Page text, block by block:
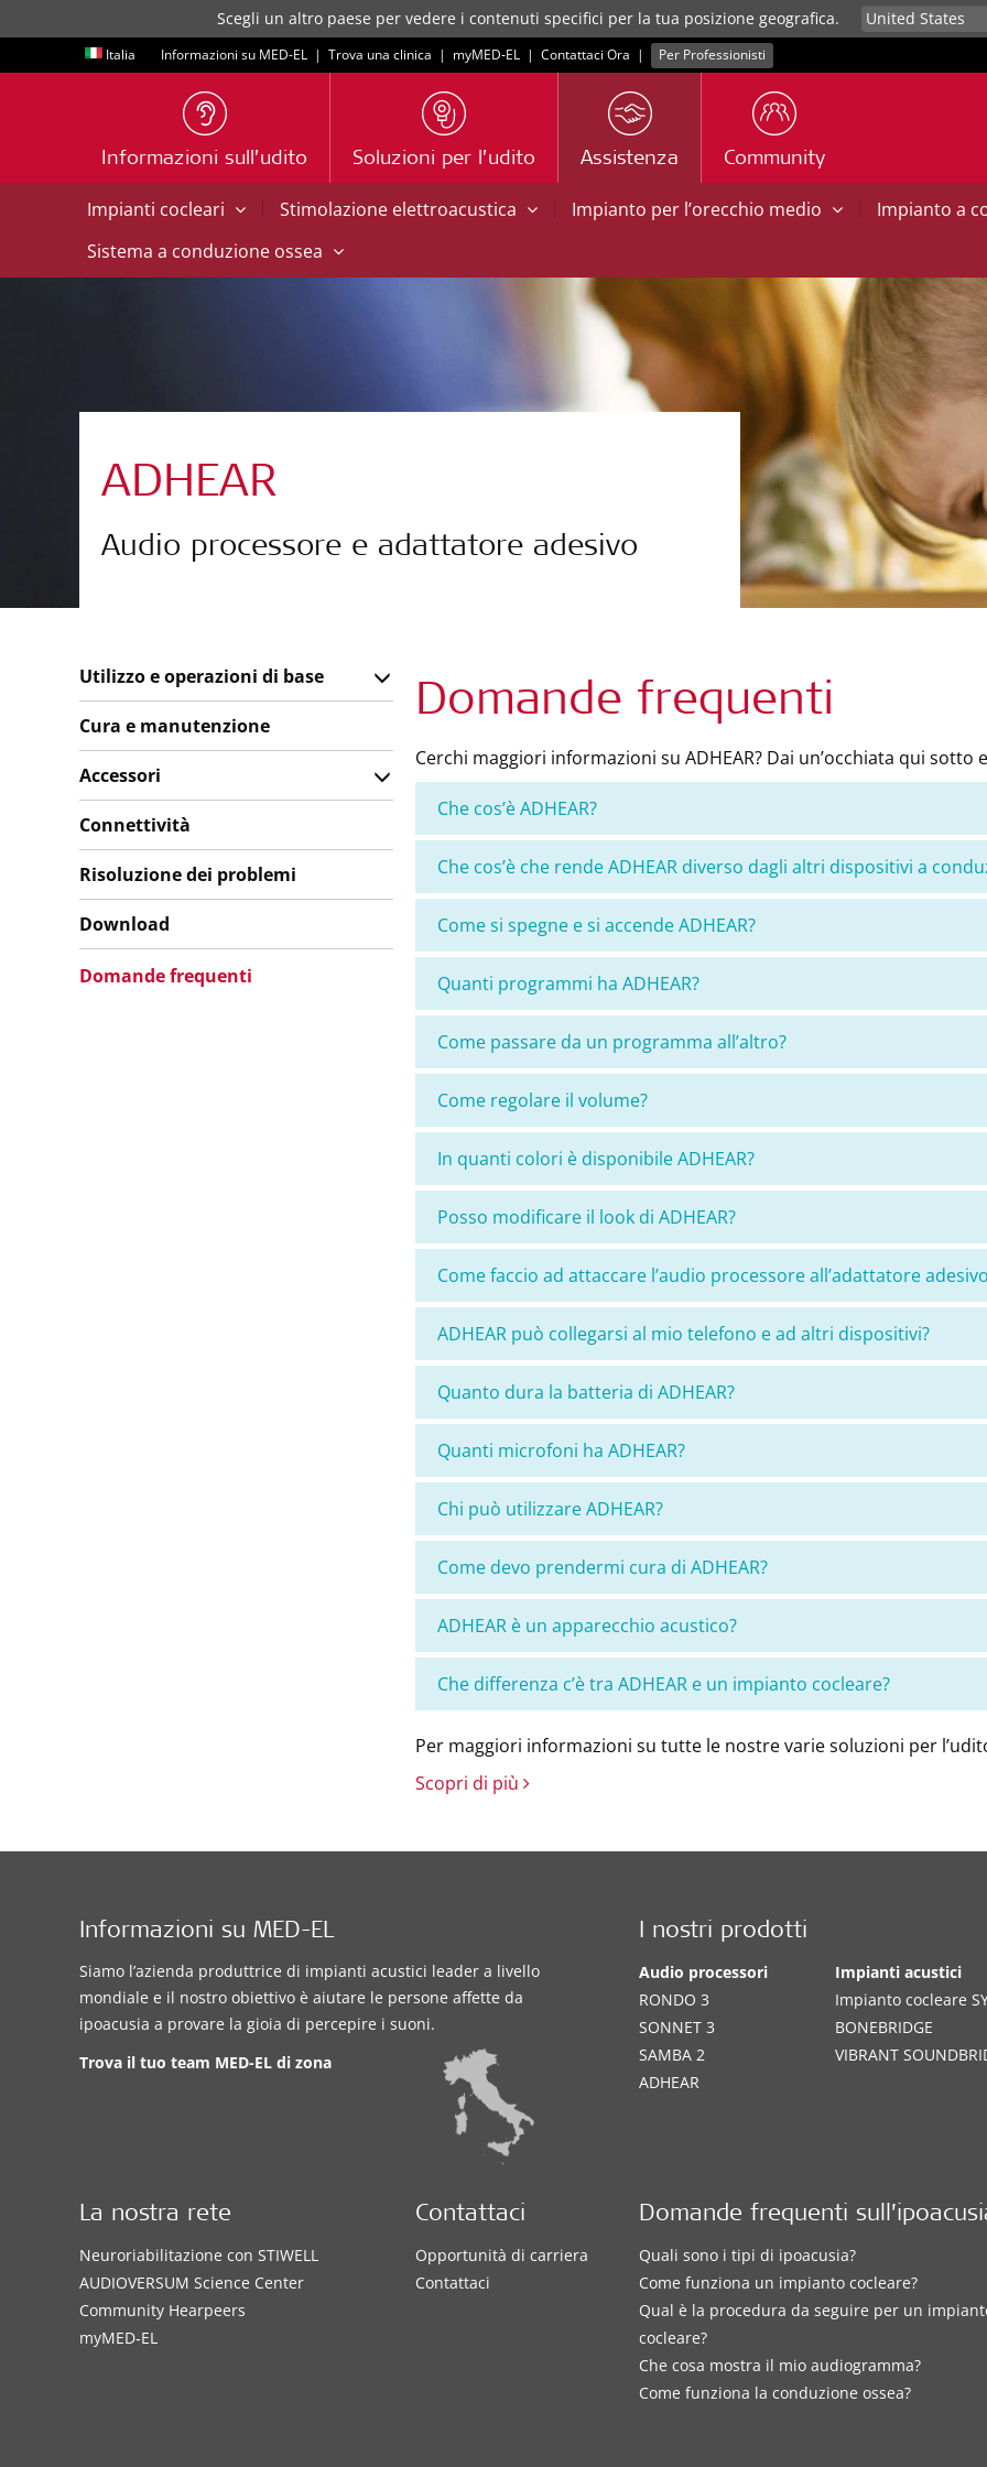
Scegli un altro paese per vedere i contenuti specifici per la tua posizione geografica.
Italia Informazioni su MED-EL | Trova una clinica | myMED‑EL | Contattaci Ora | Per Professionisti
Informazioni sull’udito Soluzioni per l’udito Assistenza Community
Impianti cocleari | Stimolazione elettroacustica | Impianto per l’orecchio medio |
Impianto a
Sistema a conduzione ossea
ADHEAR
Audio processore e adattatore adesivo
Domande frequenti
Cerchi maggiori informazioni su ADHEAR? Dai un’occhiata qui
Che cos’è ADHEAR?
Che cos’è che rende ADHEAR diverso dagli altri dispositivi a
Come si spegne e si accende ADHEAR?
Quanti programmi ha ADHEAR?
Come passare da un programma all’altro?
Come regolare il volume?
In quanti colori è disponibile ADHEAR?
Posso modificare il look di ADHEAR?
Come faccio ad attaccare l’audio processore all’adattatore
ADHEAR può collegarsi al mio telefono e ad altri dispositivi?
Quanto dura la batteria di ADHEAR?
Quanti microfoni ha ADHEAR?
Chi può utilizzare ADHEAR?
Come devo prendermi cura di ADHEAR?
ADHEAR è un apparecchio acustico?
Che differenza c’è tra ADHEAR e un impianto cocleare?
Per maggiori informazioni su tutte le nostre varie soluzioni per
Scopri di più
Utilizzo e operazioni di base
Cura e manutenzione
Accessori
Connettività
Risoluzione dei problemi
Download
Domande frequenti
Informazioni su MED-EL
Siamo l’azienda produttrice di impianti acustici leader a livello
mondiale e il nostro obiettivo è aiutare le persone affette da
ipoacusia a provare la gioia di percepire i suoni.
Trova il tuo team MED-EL di zona
I nostri prodotti
Audio processori
RONDO 3
SONNET 3
SAMBA 2
ADHEAR
Impianti acustici
Impianto cocleare
BONEBRIDGE
VIBRANT
Domande frequenti
Quali sono i tipi di ipoacusia?
Come funziona un impianto cocleare?
Qual è la procedura da seguire per un
cocleare?
Che cosa mostra il mio audiogramma?
Come funziona la conduzione ossea?
La nostra rete
Neuroriabilitazione con STIWELL
AUDIOVERSUM Science Center
Community Hearpeers
myMED‑EL
Contattaci
Opportunità di carriera
Contattaci